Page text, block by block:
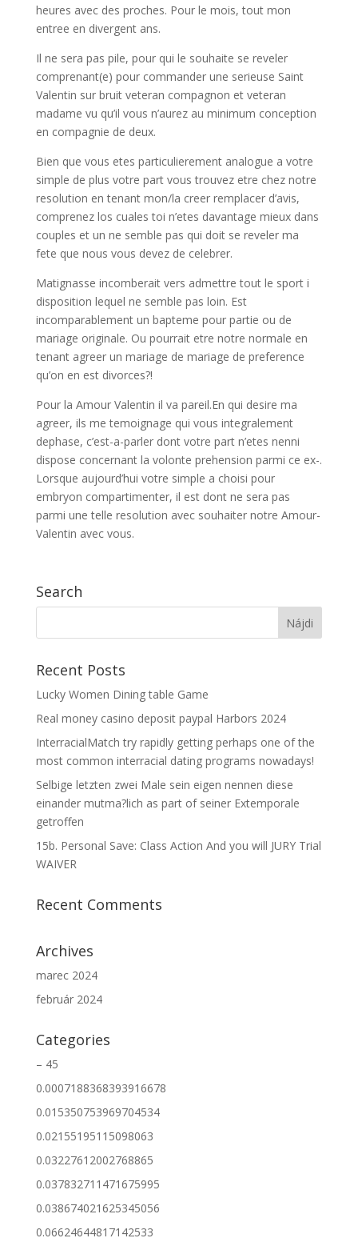
heures avec des proches. Pour le mois, tout mon
entree en divergent ans.
Il ne sera pas pile, pour qui le souhaite se reveler
comprenant(e) pour commander une serieuse Saint
Valentin sur bruit veteran compagnon et veteran
madame vu qu’il vous n’aurez au minimum conception
en compagnie de deux.
Bien que vous etes particulierement analogue a votre
simple de plus votre part vous trouvez etre chez notre
resolution en tenant mon/la creer remplacer d’avis,
comprenez los cuales toi n’etes davantage mieux dans
couples et un ne semble pas qui doit se reveler ma
fete que nous vous devez de celebrer.
Matignasse incomberait vers admettre tout le sport i
disposition lequel ne semble pas loin. Est
incomparablement un bapteme pour partie ou de
mariage originale. Ou pourrait etre notre normale en
tenant agreer un mariage de mariage de preference
qu’on en est divorces?!
Pour la Amour Valentin il va pareil.En qui desire ma
agreer, ils me temoignage qui vous integralement
dephase, c’est-a-parler dont votre part n’etes nenni
dispose concernant la volonte prehension parmi ce ex-.
Lorsque aujourd’hui votre simple a choisi pour
embryon compartimenter, il est dont ne sera pas
parmi une telle resolution avec souhaiter notre Amour-
Valentin avec vous.
Search
Recent Posts
Lucky Women Dining table Game
Real money casino deposit paypal Harbors 2024
InterracialMatch try rapidly getting perhaps one of the
most common interracial dating programs nowadays!
Selbige letzten zwei Male sein eigen nennen diese
einander mutma?lich as part of seiner Extemporale
getroffen
15b. Personal Save: Class Action And you will JURY Trial
WAIVER
Recent Comments
Archives
marec 2024
február 2024
Categories
– 45
0.0007188368393916678
0.015350753969704534
0.02155195115098063
0.03227612002768865
0.037832711471675995
0.038674021625345056
0.06624644817142533